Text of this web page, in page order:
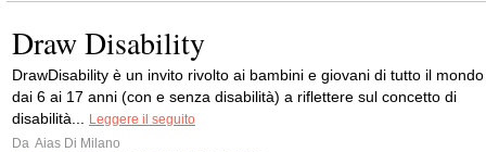
Draw Disability
DrawDisability è un invito rivolto ai bambini e giovani di tutto il mondo
dai 6 ai 17 anni (con e senza disabilità) a riflettere sul concetto di
disabilità...
Leggere il seguito
Da Aias Di Milano